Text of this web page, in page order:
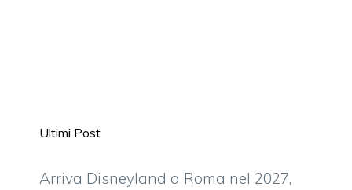
Ultimi Post
Arriva Disneyland a Roma nel 2027,